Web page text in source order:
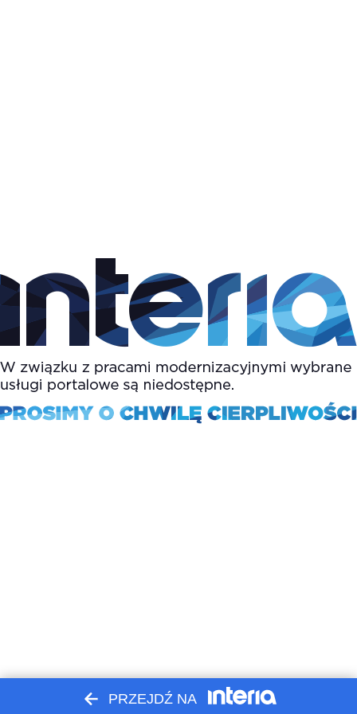
PRZEJDŹ NA